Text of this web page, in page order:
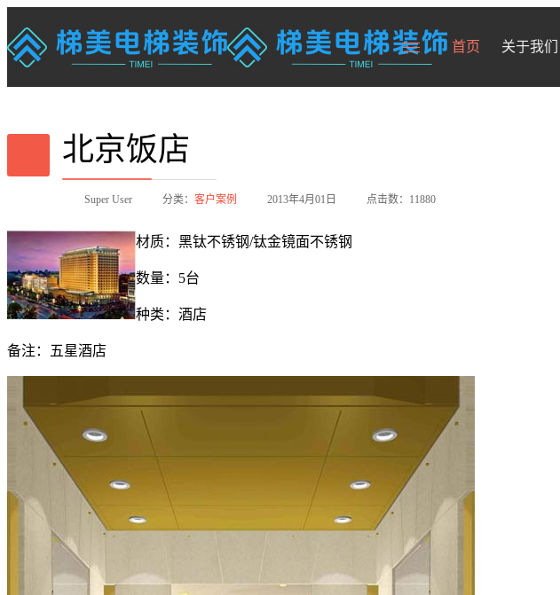
首页 关于我们
北京饭店
Super User 分类： 客户案例 2013年4月01日 点击数：11880
材质：黑钛不锈钢/钛金镜面不锈钢
数量：5台
种类：酒店
备注：五星酒店